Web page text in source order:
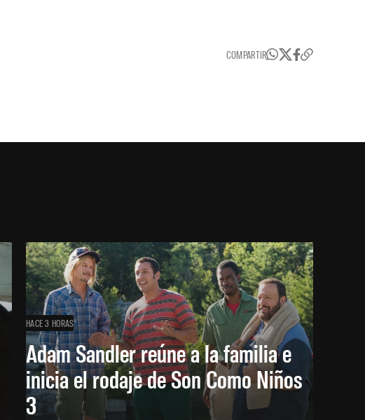
COMPARTIR
HACE 3 HORAS
Adam Sandler reúne a la familia e
inicia el rodaje de Son Como Niños
3